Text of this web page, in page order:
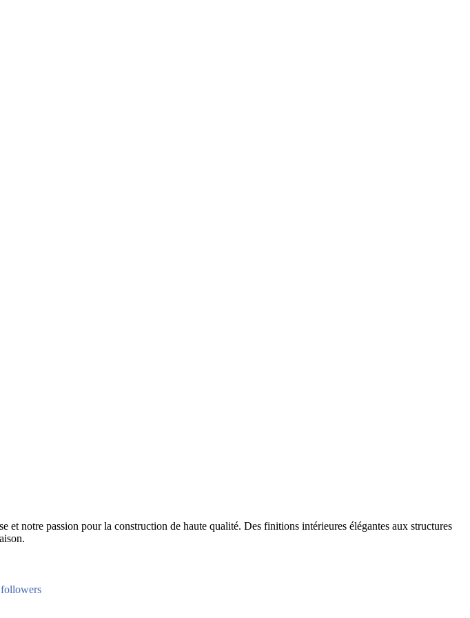
notre passion pour la construction de haute qualité. Des finitions intérieures élégantes aux structures
followers